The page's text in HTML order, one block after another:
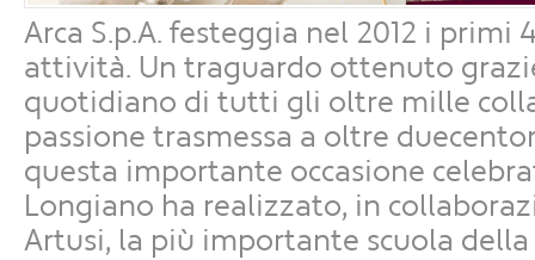
Arca S.p.A. festeggia nel 2012 i primi
attività. Un traguardo ottenuto
quotidiano di tutti gli oltre mille
passione trasmessa a oltre
questa importante occasione
Longiano ha realizzato, in
Artusi, la più importante scuola della